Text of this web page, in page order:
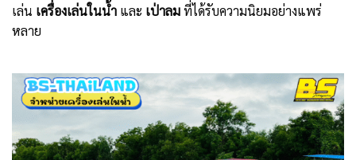
เล่น เครื่องเล่นในน้ำ และ เป่าลมที่ได้รับความนิยมอย่างแพร่
หลาย